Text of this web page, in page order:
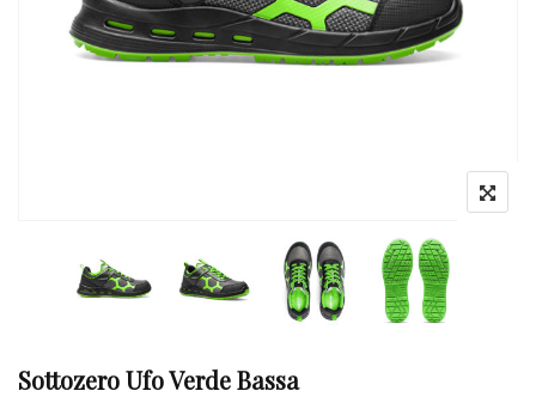
Sottozero Ufo Verde Bassa